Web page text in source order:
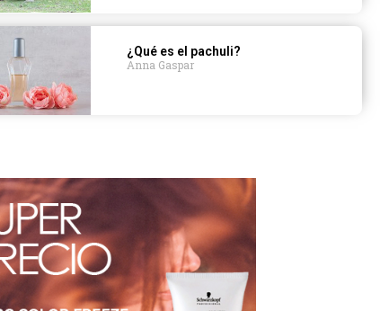
¿Qué es el pachuli?
Anna Gaspar